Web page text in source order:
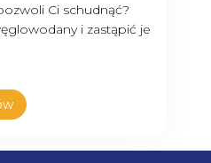
Ci schudnąć?
i zastąpić je